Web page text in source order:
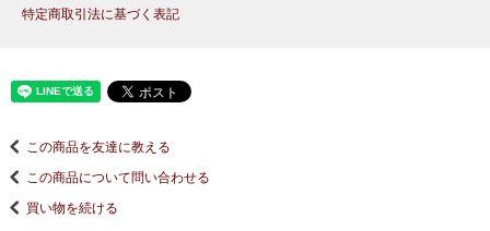
特定商取引法に基づく表記
この商品を友達に教える
この商品について問い合わせる
買い物を続ける